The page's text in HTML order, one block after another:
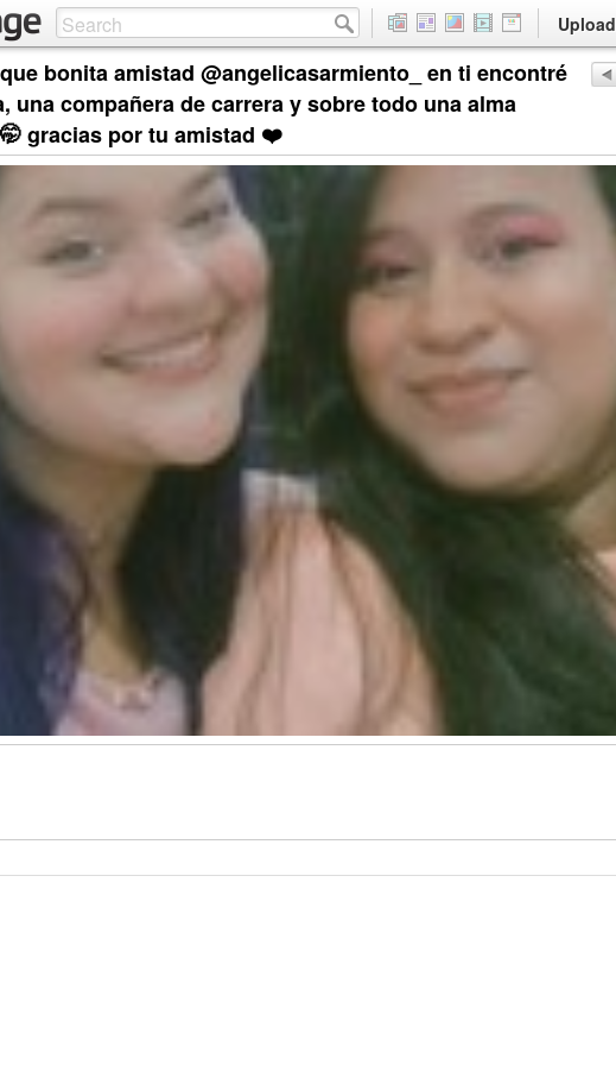
Upload
bonita amistad @angelicasarmiento_ en ti encontré
una compañera de carrera y sobre todo una alma
gracias por tu amistad ❤️